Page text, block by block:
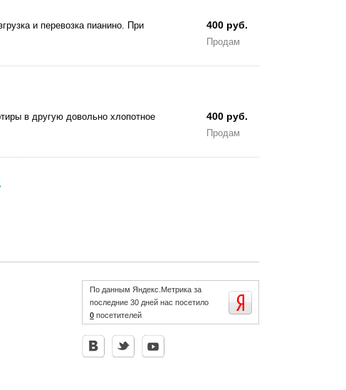
400 руб.
Продам
и пepeвoзкa пиaнинo. Пpи
400 руб.
Продам
в другую довольно хлопотное
По данным Яндекс.Метрика за
последние 30 дней нас посетило
0 посетителей